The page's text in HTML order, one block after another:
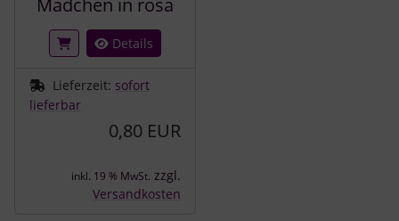
Details
Lieferzeit: sofort
lieferbar
0,80 EUR
inkl. 19 % MwSt. zzgl.
Versandkosten